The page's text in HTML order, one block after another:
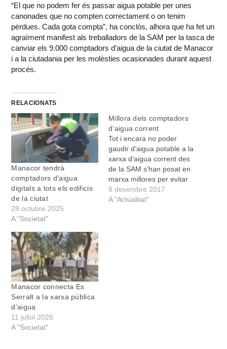
“El que no podem fer és passar aigua potable per unes
canonades que no compten correctament o on tenim
pèrdues. Cada gota compta”, ha conclòs, alhora que ha fet un
agraïment manifest als treballadors de la SAM per la tasca de
canviar els 9.000 comptadors d’aigua de la ciutat de Manacor
i a la ciutadania per les molèsties ocasionades durant aquest
procés.
RELACIONATS
Manacor tendrà
comptadors d’aigua
digitals a tots els edificis
de la ciutat
28 octubre 2025
A "Societat"
Millora dels comptadors
d’aigua corrent
Tot i encara no poder
gaudir d’aigua potable a la
xarxa d’aigua corrent des
de la SAM s’han posat en
marxa millores per evitar
fuites d’aigua, tant a la
xarxa global com a dins
8 desembre 2017
A "Actualitat"
Manacor connecta Es
Serralt a la xarxa pública
d’aigua
11 juliol 2026
A "Societat"